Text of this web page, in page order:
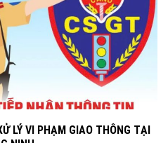
LÝ VI PHẠM GIAO THÔNG TẠI